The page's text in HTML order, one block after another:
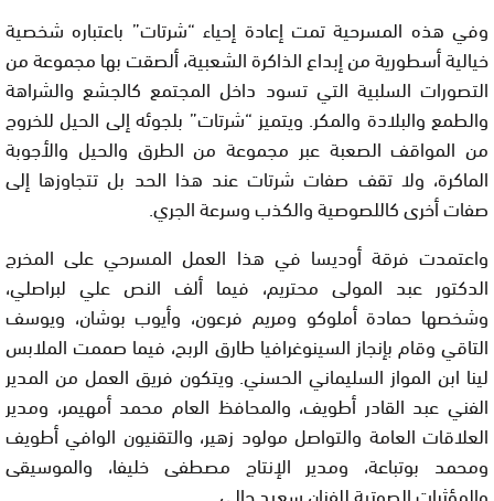
وفي هذه المسرحية تمت إعادة إحياء “شرتات” باعتباره شخصية
خيالية أسطورية من إبداع الذاكرة الشعبية، ألصقت بها مجموعة من
التصورات السلبية التي تسود داخل المجتمع كالجشع والشراهة
والطمع والبلادة والمكر. ويتميز “شرتات” بلجوئه إلى الحيل للخروج
من المواقف الصعبة عبر مجموعة من الطرق والحيل والأجوبة
الماكرة، ولا تقف صفات شرتات عند هذا الحد بل تتجاوزها إلى
صفات أخرى كاللصوصية والكذب وسرعة الجري.
واعتمدت فرقة أوديسا في هذا العمل المسرحي على المخرج
الدكتور عبد المولى محتريم، فيما ألف النص علي لبراصلي،
وشخصها حمادة أملوكو ومريم فرعون، وأيوب بوشان، ويوسف
التاقي وقام بإنجاز السينوغرافيا طارق الربح، فيما صممت الملابس
لينا ابن المواز السليماني الحسني. ويتكون فريق العمل من المدير
الفني عبد القادر أطويف، والمحافظ العام محمد أمهيمر، ومدير
العلاقات العامة والتواصل مولود زهير، والتقنيون الوافي أطويف
ومحمد بوتباعة، ومدير الإنتاج مصطفى خليفا، والموسيقى